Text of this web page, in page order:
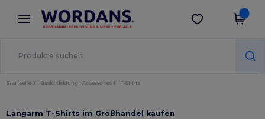
× Wordans App
Bessere Preise in der App!
App holen
Startseite Basic Kleidung | Accessoires T-Shirts
Langarm T-Shirts im Großhandel kaufen